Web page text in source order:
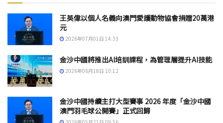
王英偉以個人名義向澳門愛護動物協會捐贈20萬港
元
2026年07月01日 14:33
金沙中國將推出AI培訓課程，為管理層提升AI技能
2026年06月18日 10:12
金沙中國持續主打大型賽事 2026 年度「金沙中國
澳門羽毛球公開賽」正式回歸